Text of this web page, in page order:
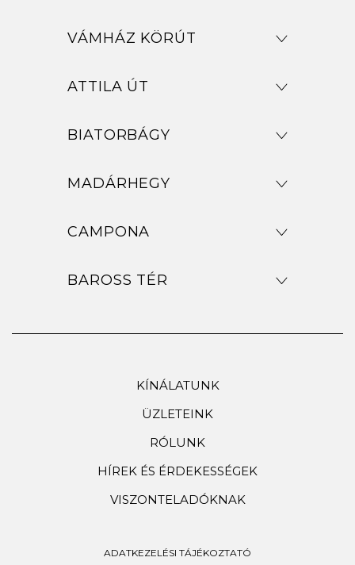
VÁMHÁZ KÖRÚT
ATTILA ÚT
BIATORBÁGY
MADÁRHEGY
CAMPONA
BAROSS TÉR
KÍNÁLATUNK
ÜZLETEINK
RÓLUNK
HÍREK ÉS ÉRDEKESSÉGEK
VISZONTELADÓKNAK
ADATKEZELÉSI TÁJÉKOZTATÓ